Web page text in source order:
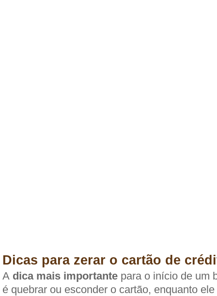
Dicas para zerar o cartão de
A dica mais importante para o início de um
é quebrar ou esconder o cartão, enquanto